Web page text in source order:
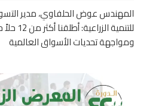
المهندس عوض الحلفاوي، مدير
ومواجهة تحديات الأسواق العالمية